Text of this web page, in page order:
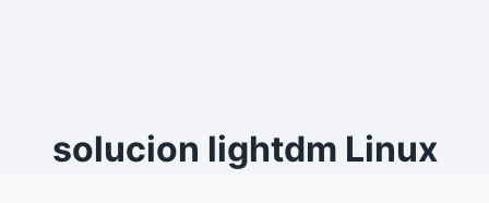
solucion lightdm Linux